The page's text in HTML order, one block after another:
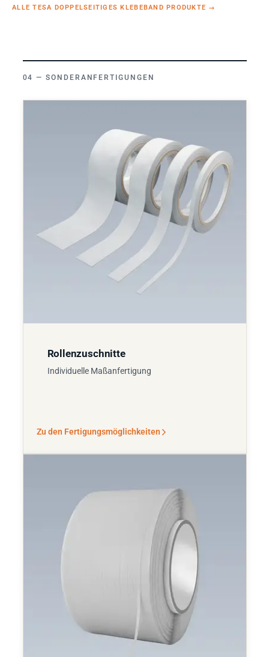
ALLE TESA DOPPELSEITIGES KLEBEBAND PRODUKTE →
SONDERANFERTIGUNGEN
Rollenzuschnitte
Individuelle Maßanfertigung
Zu den Fertigungsmöglichkeiten